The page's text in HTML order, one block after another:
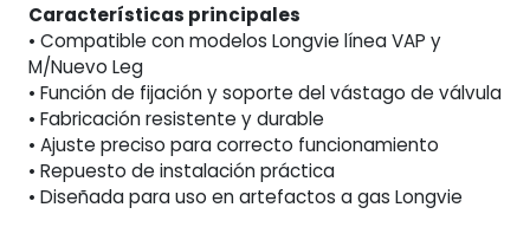
Características principales
• Compatible con modelos Longvie línea VAP y
M/Nuevo Leg
• Función de fijación y soporte del vástago de válvula
• Fabricación resistente y durable
• Ajuste preciso para correcto funcionamiento
• Repuesto de instalación práctica
• Diseñada para uso en artefactos a gas Longvie